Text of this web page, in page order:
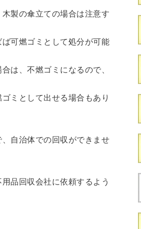
製の傘立ての場合は注意す
可燃ゴミとして処分が可能
は、不燃ゴミになるので、
ミとして出せる場合もあり
自治体での回収ができませ
品回収会社に依頼するよう